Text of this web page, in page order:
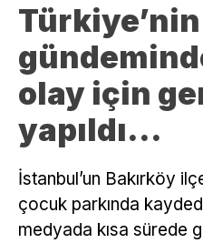
Türkiye’nin
olay için
yapıldı…
İstanbul’un Bakırköy
çocuk parkında
medyada kısa sürede